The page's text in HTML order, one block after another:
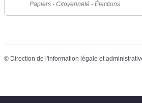
Papiers - Citoyenneté - Élections
© Direction de l'information légale et